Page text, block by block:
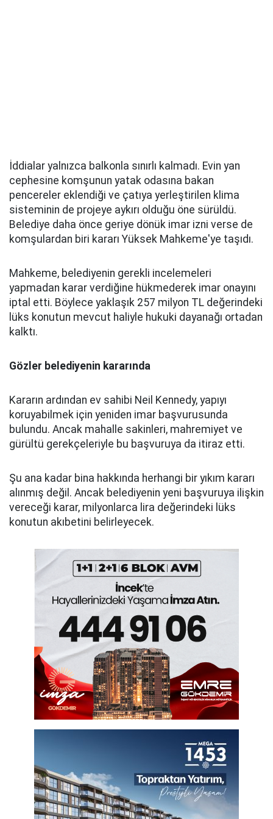
İddialar yalnızca balkonla sınırlı kalmadı. Evin yan
cephesine komşunun yatak odasına bakan
pencereler eklendiği ve çatıya yerleştirilen klima
sisteminin de projeye aykırı olduğu öne sürüldü.
Belediye daha önce geriye dönük imar izni verse de
komşulardan biri kararı Yüksek Mahkeme'ye taşıdı.
Mahkeme, belediyenin gerekli incelemeleri
yapmadan karar verdiğine hükmederek imar onayını
iptal etti. Böylece yaklaşık 257 milyon TL değerindeki
lüks konutun mevcut haliyle hukuki dayanağı ortadan
kalktı.
Gözler belediyenin kararında
Kararın ardından ev sahibi Neil Kennedy, yapıyı
koruyabilmek için yeniden imar başvurusunda
bulundu. Ancak mahalle sakinleri, mahremiyet ve
gürültü gerekçeleriyle bu başvuruya da itiraz etti.
Şu ana kadar bina hakkında herhangi bir yıkım kararı
alınmış değil. Ancak belediyenin yeni başvuruya ilişkin
vereceği karar, milyonlarca lira değerindeki lüks
konutun akıbetini belirleyecek.